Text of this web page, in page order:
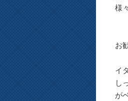
様
お
イ
し
が